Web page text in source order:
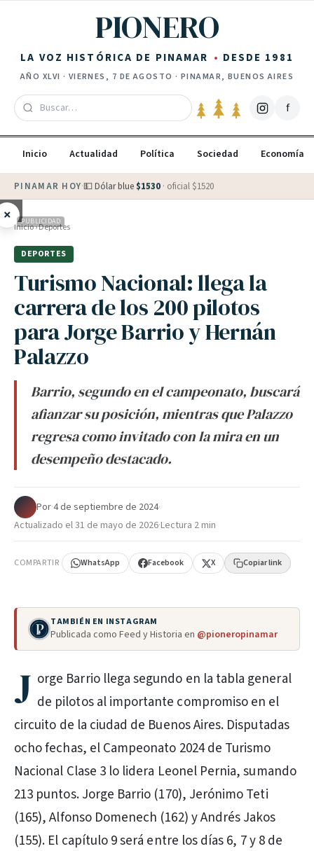
PIONERO
LA VOZ HISTÓRICA DE PINAMAR DESDE 1981
AÑO XLVI · VIERNES, 7 DE AGOSTO · PINAMAR, BUENOS AIRES
f
Inicio Actualidad Política Sociedad Economía
PINAMAR HOY·💵 Dólar blue $1530 · oficial $1520
× PUBLICIDAD
Inicio›Deportes
DEPORTES
Turismo Nacional: llega la
carrera de los 200 pilotos
para Jorge Barrio y Hernán
Palazzo
Barrio, segundo en el campeonato, buscará
afianzar su posición, mientras que Palazzo
regresa como invitado con la mira en un
desempeño destacado.
Por·4 de septiembre de 2024·
Actualizado el31 de mayo de 2026·Lectura 2 min
COMPARTIR WhatsApp Facebook X Copiar link
TAMBIÉN EN INSTAGRAM
Publicada como Feed y Historia en @pioneropinamar
J orge Barrio llega segundo en la tabla general
de pilotos al importante compromiso en el
circuito de la ciudad de Buenos Aires. Disputadas
ocho fechas, el Campeonato 2024 de Turismo
Nacional Clase 3 lo lidera Leonel Pernia, sumando
213 puntos. Jorge Barrio (170), Jerónimo Teti
(165), Alfonso Domenech (162) y Andrés Jakos
(155). El capítulo 9 será entre los días 6, 7 y 8 de